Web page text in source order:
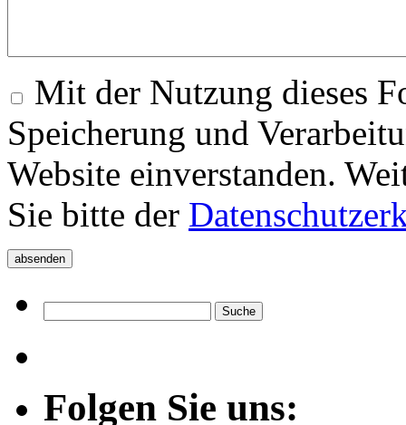
Mit der Nutzung dieses
Speicherung und
Website einverstanden.
Sie bitte der
Folgen Sie uns: